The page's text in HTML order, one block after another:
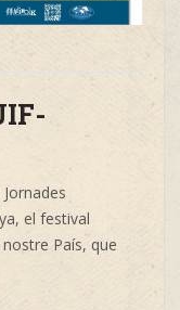
el festival
País, que